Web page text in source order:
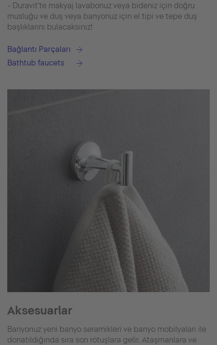
- Duravit'te makyaj lavabonuz veya bideniz için doğru
musluğu ve duş veya banyonuz için el tipi ve tepe duş
başlıklarını bulacaksınız!
Bağlantı Parçaları
Bathtub faucets
Aksesuarlar
Banyonuz yeni banyo seramikleri ve banyo mobilyaları ile
donatıldığında sıra son rötuşlara gelir. Ataşmanlara ve